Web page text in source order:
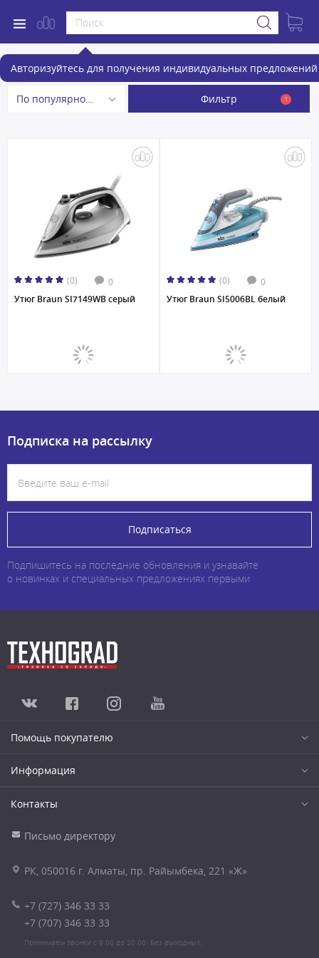
Авторизуйтесь для получения индивидуальных предложений
Утюги
По популярности Фильтр 1
(0) 0
Утюг Braun SI7149WB серый
(0) 0
Утюг Braun SI5006BL белый
Подписка на рассылку
Подписаться
Подпишитесь на последние обновления и узнавайте
о новинках и специальных предложениях первыми
Помощь покупателю
Информация
Контакты
Письмо директору
РК, 050016 г. Алматы, пр. Райымбека, 221 «Ж»
+7 (727) 346 33 33
+7 (707) 346 33 33
Принимаем звонки с 9.00 до 20.00. Без выходных.